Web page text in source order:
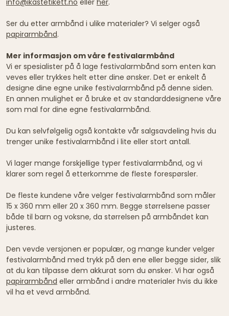
Ser du etter armbånd i ulike materialer? Vi selger også
papirarmbånd.
Mer informasjon om våre festivalarmbånd
Vi er spesialister på å lage festivalarmbånd som enten kan
veves eller trykkes helt etter dine ønsker. Det er enkelt å
designe dine egne unike festivalarmbånd på denne siden.
En annen mulighet er å bruke et av standarddesignene våre
som mal for dine egne festivalarmbånd.
Du kan selvfølgelig også kontakte vår salgsavdeling hvis du
trenger unike festivalarmbånd i lite eller stort antall.
Vi lager mange forskjellige typer festivalarmbånd, og vi
klarer som regel å etterkomme de fleste forespørsler.
De fleste kundene våre velger festivalarmbånd som måler
15 x 360 mm eller 20 x 360 mm. Begge størrelsene passer
både til barn og voksne, da størrelsen på armbåndet kan
justeres.
Den vevde versjonen er populær, og mange kunder velger
festivalarmbånd med trykk på den ene eller begge sider, slik
at du kan tilpasse dem akkurat som du ønsker. Vi har også
papirarmbånd eller armbånd i andre materialer hvis du ikke
vil ha et vevd armbånd.